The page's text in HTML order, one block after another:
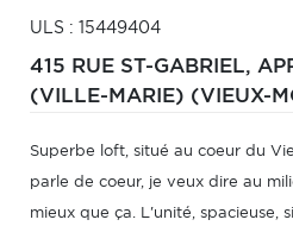
ULS : 15449404
415 RUE ST-GABRIEL,
(VILLE-MARIE) (VIEUX-
Superbe loft, situé au coeur du
parle de coeur, je veux dire au
mieux que ça. L'unité, spacieuse,